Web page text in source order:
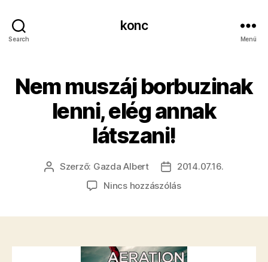
Search
konc
Menü
Nem muszáj borbuzinak
lenni, elég annak
látszani!
Bejegyzés
Szerző: Gazda Albert
Bejegyzés
dátuma
2014.07.16.
Nincs hozzászólása(z)
elég